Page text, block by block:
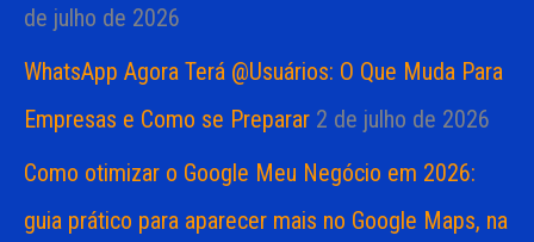
de julho de 2026
WhatsApp Agora Terá @Usuários: O Que Muda Para
Empresas e Como se Preparar 2 de julho de 2026
Como otimizar o Google Meu Negócio em 2026:
guia prático para aparecer mais no Google Maps, na